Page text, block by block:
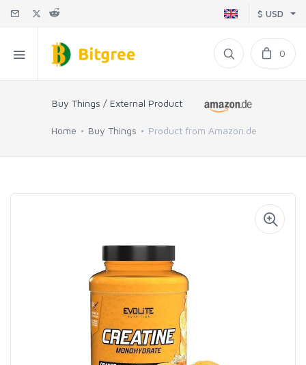
$ USD
0
Buy Things / External Product
Home Buy Things Product from Amazon.de